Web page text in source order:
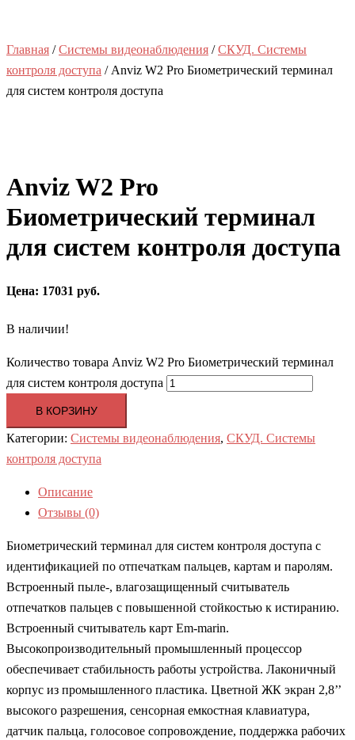
Главная /Системы видеонаблюдения /СКУД. Системы
контроля доступа / Anviz W2 Pro Биометрический терминал
для систем контроля доступа
Anviz W2 Pro
Биометрический терминал
для систем контроля доступа
Цена: 17031 руб.
В наличии!
Количество товара Anviz W2 Pro Биометрический терминал
для систем контроля доступа
В КОРЗИНУ
Категории: Системы видеонаблюдения, СКУД. Системы
контроля доступа
Описание
Отзывы (0)
Биометрический терминал для систем контроля доступа с
идентификацией по отпечаткам пальцев, картам и паролям.
Встроенный пыле-, влагозащищенный считыватель
отпечатков пальцев с повышенной стойкостью к истиранию.
Встроенный считыватель карт Em-marin.
Высокопроизводительный промышленный процессор
обеспечивает стабильность работы устройства. Лаконичный
корпус из промышленного пластика. Цветной ЖК экран 2,8’’
высокого разрешения, сенсорная емкостная клавиатура,
датчик пальца, голосовое сопровождение, поддержка рабочих